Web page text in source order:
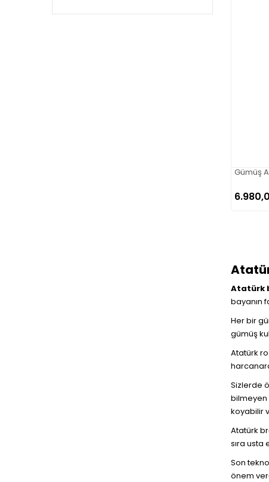
Gümüş
Atatürk
bayanın
Her bir
gümüş
Atatürk
Sizlerde
bilmeyen
koyabilir
Atatürk
sıra usta
Son
önem